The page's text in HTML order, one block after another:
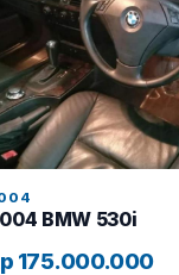
BMW 530i
175.000.000